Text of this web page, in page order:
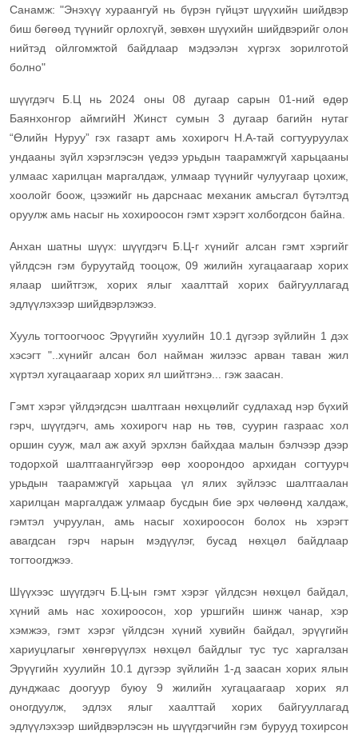
Санамж: "Энэхүү хураангуй нь бүрэн гүйцэт шүүхийн шийдвэр
биш бөгөөд түүнийг орлохгүй, зөвхөн шүүхийн шийдвэрийг олон
нийтэд ойлгомжтой байдлаар мэдээлэн хүргэх зорилготой
болно"
шүүгдэгч Б.Ц нь 2024 оны 08 дугаар сарын 01-ний өдөр
Баянхонгор аймгийН Жинст сумын 3 дугаар багийн нутаг
“Өлийн Нуруу” гэх газарт амь хохирогч Н.А-тай согтууруулах
ундааны зүйл хэрэглэсэн үедээ урьдын таарамжгүй харьцааны
улмаас харилцан маргалдаж, улмаар түүнийг чулуугаар цохиж,
хоолойг боож, цээжийг нь дарснаас механик амьсгал бүтэлтэд
оруулж амь насыг нь хохироосон гэмт хэрэгт холбогдсон байна.
Анхан шатны шүүх: шүүгдэгч Б.Ц-г хүнийг алсан гэмт хэргийг
үйлдсэн гэм буруутайд тооцож, 09 жилийн хугацаагаар хорих
ялаар шийтгэж, хорих ялыг хаалттай хорих байгууллагад
эдлүүлэхээр шийдвэрлэжээ.
Хууль тогтоогчоос Эрүүгийн хуулийн 10.1 дүгээр зүйлийн 1 дэх
хэсэгт "..хүнийг алсан бол найман жилээс арван таван жил
хүртэл хугацаагаар хорих ял шийтгэнэ... гэж заасан.
Гэмт хэрэг үйлдэгдсэн шалтгаан нөхцөлийг судлахад нэр бүхий
гэрч, шүүгдэгч, амь хохирогч нар нь төв, суурин газраас хол
оршин сууж, мал аж ахуй эрхлэн байхдаа малын бэлчээр дээр
тодорхой шалтгаангүйгээр өөр хоорондоо архидан согтуурч
урьдын таарамжгүй харьцаа үл ялих зүйлээс шалтгаалан
харилцан маргалдаж улмаар бусдын бие эрх чөлөөнд халдаж,
гэмтэл учруулан, амь насыг хохироосон болох нь хэрэгт
авагдсан гэрч нарын мэдүүлэг, бусад нөхцөл байдлаар
тогтоогджээ.
Шүүхээс шүүгдэгч Б.Ц-ын гэмт хэрэг үйлдсэн нөхцөл байдал,
хүний амь нас хохироосон, хор уршгийн шинж чанар, хэр
хэмжээ, гэмт хэрэг үйлдсэн хүний хувийн байдал, эрүүгийн
хариуцлагыг хөнгөрүүлэх нөхцөл байдлыг тус тус харгалзан
Эрүүгийн хуулийн 10.1 дүгээр зүйлийн 1-д заасан хорих ялын
дунджаас доогуур буюу 9 жилийн хугацаагаар хорих ял
оногдуулж, эдлэх ялыг хаалттай хорих байгууллагад
эдлүүлэхээр шийдвэрлэсэн нь шүүгдэгчийн гэм бурууд тохирсон